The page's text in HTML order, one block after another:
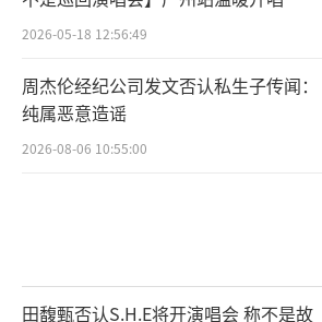
2026-05-18 12:56:49
周杰伦经纪公司发文否认私生子传闻：
纯属恶意造谣
2026-08-06 10:55:00
田馥甄否认S.H.E将开演唱会 称不是故